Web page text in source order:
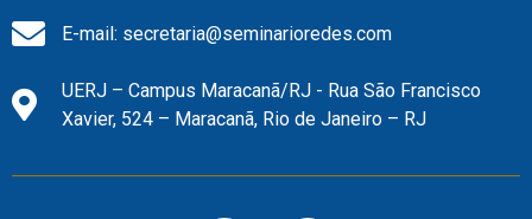
E-mail: secretaria@seminarioredes.com
UERJ – Campus Maracanã/RJ - Rua São Francisco
Xavier, 524 – Maracanã, Rio de Janeiro – RJ